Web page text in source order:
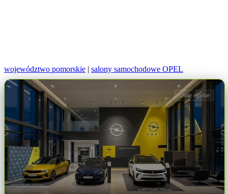
województwo pomorskie | salony samochodowe OPEL
Dane ogólne